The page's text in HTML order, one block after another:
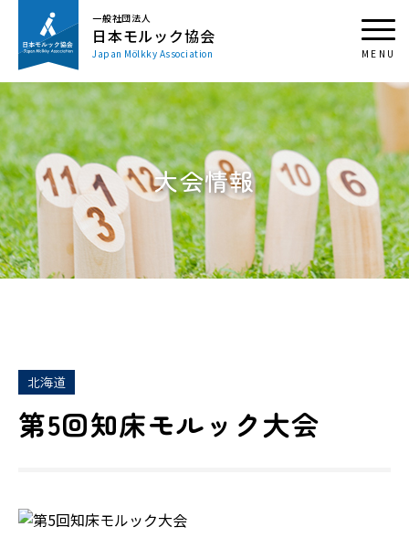
一般社団法人
日本モルック協会
Japan Mölkky Association
大会情報
北海道
第5回知床モルック大会